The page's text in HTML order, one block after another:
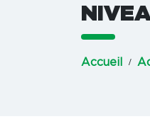
Accueil